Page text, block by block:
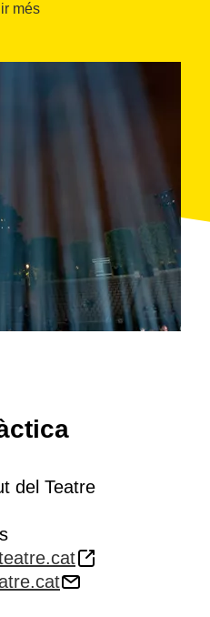
més
del Teatre